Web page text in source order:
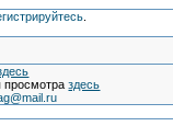
.
просмотраздесь